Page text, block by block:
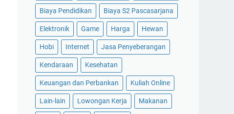
Biaya Pendidikan Biaya S2 Pascasarjana
Elektronik Game Harga Hewan
Hobi Internet Jasa Penyeberangan
Kendaraan Kesehatan
Keuangan dan Perbankan Kuliah Online
Lain-lain Lowongan Kerja Makanan